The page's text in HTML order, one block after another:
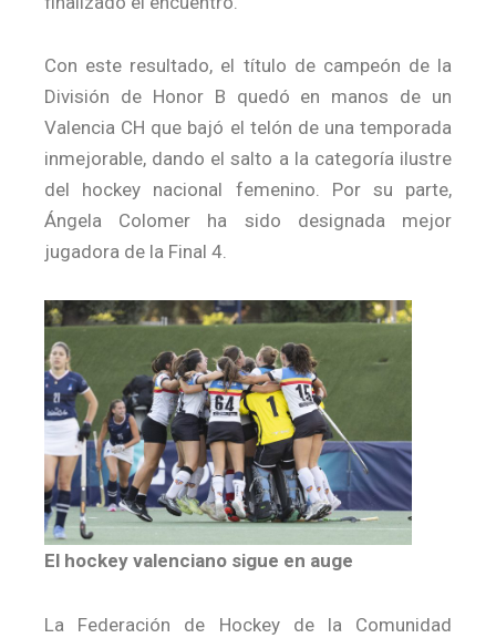
Con este resultado, el título de campeón de la
División de Honor B quedó en manos de un
Valencia CH que bajó el telón de una temporada
inmejorable, dando el salto a la categoría ilustre
del hockey nacional femenino. Por su parte,
Ángela Colomer ha sido designada mejor
jugadora de la Final 4.
El hockey valenciano sigue en auge
La Federación de Hockey de la Comunidad